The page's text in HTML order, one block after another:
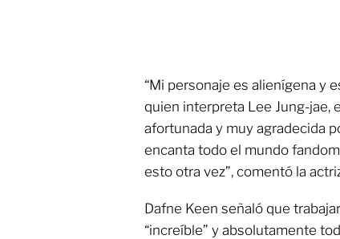
“Mi personaje es alienígena y
quien interpreta Lee Jung-jae,
afortunada y muy agradecida
encanta todo el mundo
esto otra vez”, comentó la
Dafne Keen señaló que
“increíble” y absolutamente